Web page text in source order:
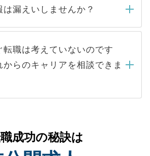
を避けるため 人気のある医療機
てしまうと、応募が殺到する場
関が求める条件に合った人材の
介会社に依頼するケースが増え
仮に応募先から内定をいただい
る必要はありません。内定先へ
絡はキャリアパートナーが行い
は漏えいしませんか？
漏えいすることはありませんの
ください。当サイトからの登録
したご登録者様の個人情報は、
ャリアアップおよび転職活動の
に使用いたします。お預かりし
ての個人データはご本人の許可
報の取り扱いについての厳密な
満たした事業者のみに付与され
転職は考えていないのです
からのキャリアを相談できま
、現在の医療機関の状況や紹介
えながら、適切なアドバイスを
成功の秘訣は